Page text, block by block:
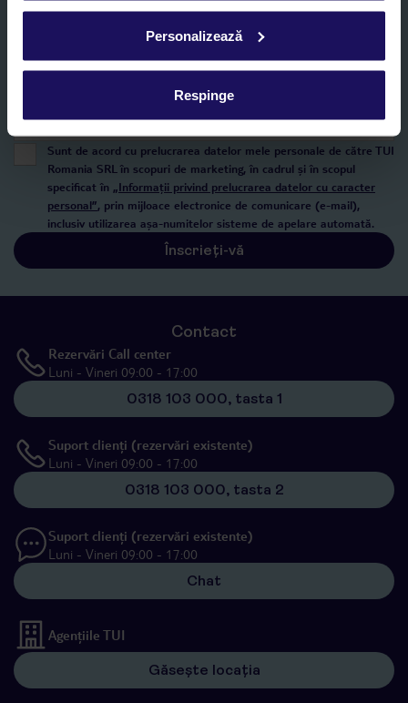
Personalizează
Respinge
Abonați-vă la newsletter
Sunt de acord cu prelucrarea datelor mele personale de către TUI
Romania SRL în scopuri de marketing, în cadrul și în scopul
specificat în „Informații privind prelucrarea datelor cu caracter
personal”, prin mijloace electronice de comunicare (e-mail),
inclusiv utilizarea așa-numitelor sisteme de apelare automată.
Înscrieți-vă
Contact
Rezervări Call center
Luni - Vineri 09:00 - 17:00
0318 103 000, tasta 1
Suport clienți (rezervări existente)
Luni - Vineri 09:00 - 17:00
0318 103 000, tasta 2
Suport clienți (rezervări existente)
Luni - Vineri 09:00 - 17:00
Chat
Agențiile TUI
Găsește locația